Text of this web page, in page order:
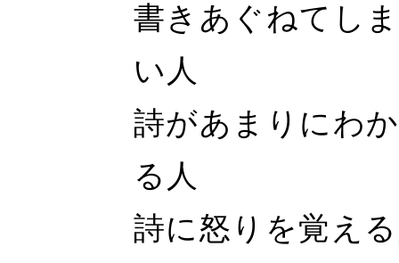
書きあぐねてし
い人
詩があまりにわ
る人
詩に怒りを覚え